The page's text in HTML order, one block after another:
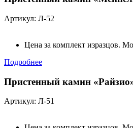
Артикул: Л-52
Цена за комплект изразцов.
Подробнее
Пристенный камин
Артикул: Л-51